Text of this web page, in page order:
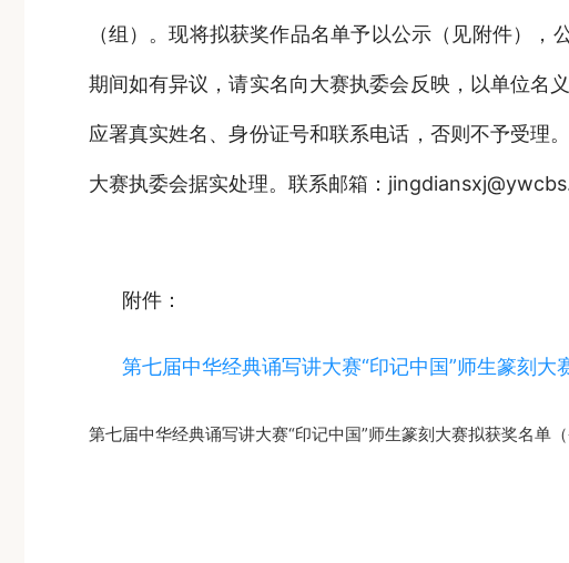
（组）。现将拟获奖作品名单予以公示（见附件）
期间如有异议，请实名向大赛执委会反映，以单位名
应署真实姓名、身份证号和联系电话，否则不予受理
大赛执委会据实处理。联系邮箱：
附件：
第七届中华经典诵写讲大赛“印记中国”师生篆刻大
第七届中华经典诵写讲大赛“印记中国”师生篆刻大赛拟获奖名单（